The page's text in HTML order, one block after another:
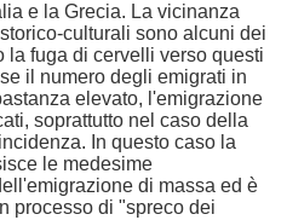
e la Grecia. La vicinanza
culturali sono alcuni dei
la fuga di cervelli verso questi
il numero degli emigrati in
elevato, l'emigrazione
soprattutto nel caso della
In questo caso la
le medesime
di massa ed è
processo di "spreco dei